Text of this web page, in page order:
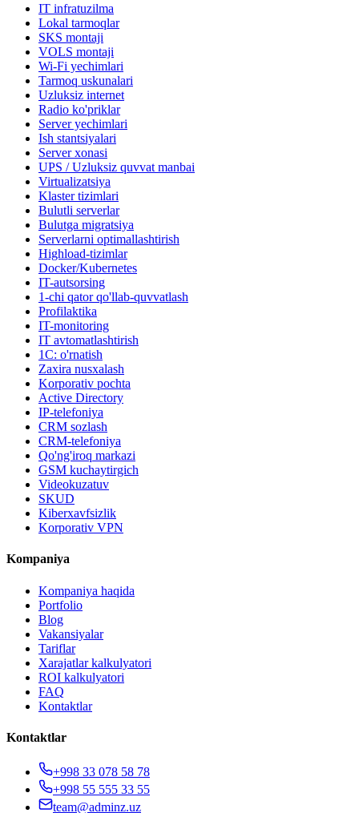
IT infratuzilma
Lokal tarmoqlar
SKS montaji
VOLS montaji
Wi-Fi yechimlari
Tarmoq uskunalari
Uzluksiz internet
Radio ko'priklar
Server yechimlari
Ish stantsiyalari
Server xonasi
UPS / Uzluksiz quvvat manbai
Virtualizatsiya
Klaster tizimlari
Bulutli serverlar
Bulutga migratsiya
Serverlarni optimallashtirish
Highload-tizimlar
Docker/Kubernetes
IT-autsorsing
1-chi qator qo'llab-quvvatlash
Profilaktika
IT-monitoring
IT avtomatlashtirish
1C: o'rnatish
Zaxira nusxalash
Korporativ pochta
Active Directory
IP-telefoniya
CRM sozlash
CRM-telefoniya
Qo'ng'iroq markazi
GSM kuchaytirgich
Videokuzatuv
SKUD
Kiberxavfsizlik
Korporativ VPN
Kompaniya
Kompaniya haqida
Portfolio
Blog
Vakansiyalar
Tariflar
Xarajatlar kalkulyatori
ROI kalkulyatori
FAQ
Kontaktlar
Kontaktlar
+998 33 078 58 78
+998 55 555 33 55
team@adminz.uz